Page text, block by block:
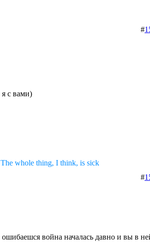
#
я с вами)
The whole thing, I think, is sick
#
ошибаешся война началась давно и вы в